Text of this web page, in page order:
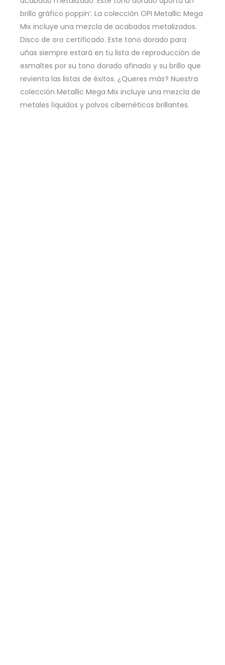
brillo gráfico poppin’. La colección OPI Metallic Mega
Mix incluye una mezcla de acabados metalizados.
Disco de oro certificado. Este tono dorado para
uñas siempre estará en tu lista de reproducción de
esmaltes por su tono dorado afinado y su brillo que
revienta las listas de éxitos. ¿Queres más? Nuestra
colección Metallic Mega Mix incluye una mezcla de
metales líquidos y polvos cibernéticos brillantes.